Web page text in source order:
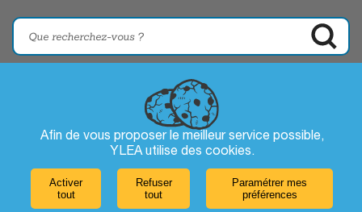
Afin de vous proposer le meilleur service possible,
YLEA utilise des cookies.
Activer
tout
Refuser
tout
Paramétrer mes
préférences